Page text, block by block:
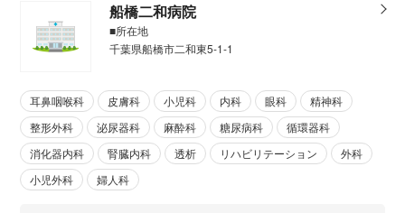
船橋二和病院
■所在地
千葉県船橋市二和東5-1-1
耳鼻咽喉科 皮膚科 小児科 内科 眼科
精神科
整形外科
泌尿器科 麻酔科 糖尿病科
循環器科
消化器内科
腎臓内科 透析 リハビリテーション
外科
小児外科
婦人科